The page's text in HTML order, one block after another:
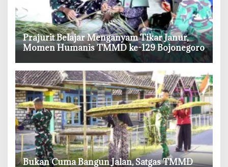
‎Prajurit Belajar Menganyam Tikar Janur,
Momen Humanis TMMD ke-129 Bojonegoro
‎Bukan Cuma Bangun Jalan, Satgas TMMD